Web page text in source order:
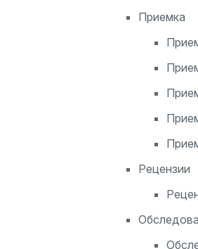
Приемка
Рецензии